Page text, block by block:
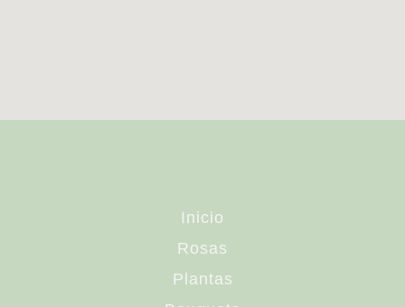
Inicio
Rosas
Plantas